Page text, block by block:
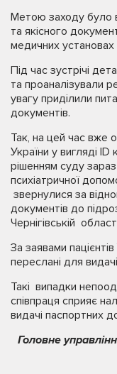
Метою заходу було
та якісного
медичних установах
Під час зустрічі
та проаналізували
увагу приділили
документів.
Так, на цей час вже
України у вигляді ID
рішенням суду
психіатричної
звернулися за
документів до
Чернігівській
За заявами
переслані для
Такі випадки
співпраця сприяє
видачі паспортних
Головне